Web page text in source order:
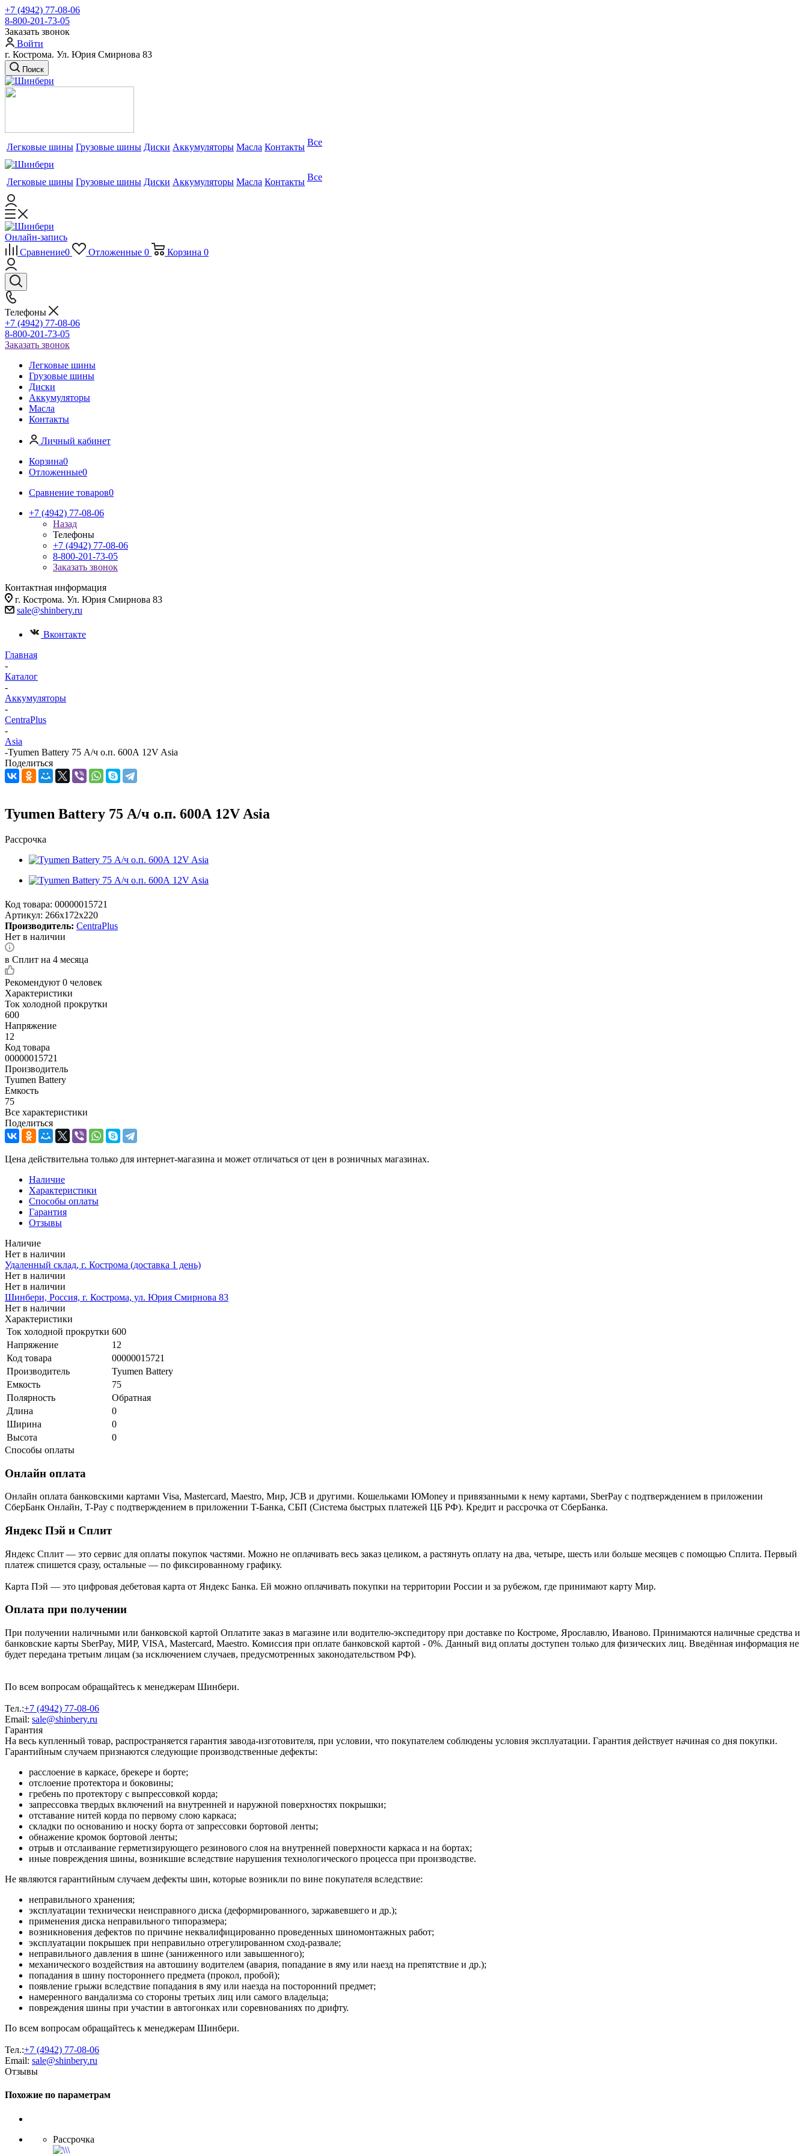
+7 (4942) 77-08-06
8-800-201-73-05
Заказать звонок
Войти
г. Кострома. Ул. Юрия Смирнова 83
Поиск
Легковые шины Грузовые шины Диски Аккумуляторы Масла Контакты Все
Легковые шины Грузовые шины Диски Аккумуляторы Масла Контакты Все
Онлайн-запись
Сравнение0 Отложенные 0 Корзина 0
Телефоны
+7 (4942) 77-08-06
8-800-201-73-05
Заказать звонок
Легковые шины
Грузовые шины
Диски
Аккумуляторы
Масла
Контакты
Личный кабинет
Корзина0
Отложенные0
Сравнение товаров0
+7 (4942) 77-08-06
Назад
Телефоны
+7 (4942) 77-08-06
8-800-201-73-05
Заказать звонок
Контактная информация
г. Кострома. Ул. Юрия Смирнова 83
sale@shinbery.ru
Вконтакте
Главная
-
Каталог
-
Аккумуляторы
-
CentraPlus
-
Asia
-Tyumen Battery 75 А/ч о.п. 600А 12V Asia
Поделиться
Tyumen Battery 75 А/ч о.п. 600А 12V Asia
Рассрочка
Код товара: 00000015721
Артикул: 266x172x220
Производитель: CentraPlus
Нет в наличии
в Сплит на 4 месяца
Рекомендуют 0 человек
Характеристики
Ток холодной прокрутки
600
Напряжение
12
Код товара
00000015721
Производитель
Tyumen Battery
Емкость
75
Все характеристики
Поделиться
Цена действительна только для интернет-магазина и может отличаться от цен в розничных магазинах.
Наличие
Характеристики
Способы оплаты
Гарантия
Отзывы
Наличие
Нет в наличии
Удаленный склад, г. Кострома (доставка 1 день)
Нет в наличии
Нет в наличии
Шинбери, Россия, г. Кострома, ул. Юрия Смирнова 83
Нет в наличии
Характеристики
Ток холодной прокрутки 600
Напряжение
12
Код товара
00000015721
Производитель
Tyumen Battery
Емкость
75
Полярность
Обратная
Длина
0
Ширина
0
Высота
0
Способы оплаты
Онлайн оплата
Онлайн оплата банковскими картами Visa, Mastercard, Maestro, Мир, JCB и другими. Кошельками ЮMoney и привязанными к нему картами, SberPay с подтверждением в приложении
СберБанк Онлайн, T-Pay с подтверждением в приложении T-Банка, СБП (Система быстрых платежей ЦБ РФ). Кредит и рассрочка от СберБанка.
Яндекс Пэй и Сплит
Яндекс Cплит — это сервис для оплаты покупок частями. Можно не оплачивать весь заказ целиком, а растянуть оплату на два, четыре, шесть или больше месяцев с помощью Сплита. Первый
платеж спишется сразу, остальные — по фиксированному графику.
Карта Пэй — это цифровая дебетовая карта от Яндекс Банка. Ей можно оплачивать покупки на территории России и за рубежом, где принимают карту Мир.
Оплата при получении
При получении наличными или банковской картой Оплатите заказ в магазине или водителю-экспедитору при доставке по Костроме, Ярославлю, Иваново. Принимаются наличные средства и
банковские карты SberPay, МИР, VISA, Mastercard, Maestro. Комиссия при оплате банковской картой - 0%. Данный вид оплаты доступен только для физических лиц. Введённая информация не
будет передана третьим лицам (за исключением случаев, предусмотренных законодательством РФ).
По всем вопросам обращайтесь к менеджерам Шинбери.
Тел.:+7 (4942) 77-08-06
Email: sale@shinbery.ru
Гарантия
На весь купленный товар, распространяется гарантия завода-изготовителя, при условии, что покупателем соблюдены условия эксплуатации. Гарантия действует начиная со дня покупки.
Гарантийным случаем признаются следующие производственные дефекты:
расслоение в каркасе, брекере и борте;
отслоение протектора и боковины;
гребень по протектору с выпрессовкой корда;
запрессовка твердых включений на внутренней и наружной поверхностях покрышки;
отставание нитей корда по первому слою каркаса;
складки по основанию и носку борта от запрессовки бортовой ленты;
обнажение кромок бортовой ленты;
отрыв и отслаивание герметизирующего резинового слоя на внутренней поверхности каркаса и на бортах;
иные повреждения шины, возникшие вследствие нарушения технологического процесса при производстве.
Не являются гарантийным случаем дефекты шин, которые возникли по вине покупателя вследствие:
неправильного хранения;
эксплуатации технически неисправного диска (деформированного, заржавевшего и др.);
применения диска неправильного типоразмера;
возникновения дефектов по причине неквалифицированно проведенных шиномонтажных работ;
эксплуатации покрышек при неправильно отрегулированном сход-развале;
неправильного давления в шине (заниженного или завышенного);
механического воздействия на автошину водителем (авария, попадание в яму или наезд на препятствие и др.);
попадания в шину постороннего предмета (прокол, пробой);
появление грыжи вследствие попадания в яму или наезда на посторонний предмет;
намеренного вандализма со стороны третьих лиц или самого владельца;
повреждения шины при участии в автогонках или соревнованиях по дрифту.
По всем вопросам обращайтесь к менеджерам Шинбери.
Тел.:+7 (4942) 77-08-06
Email: sale@shinbery.ru
Отзывы
Похожие по параметрам
Рассрочка